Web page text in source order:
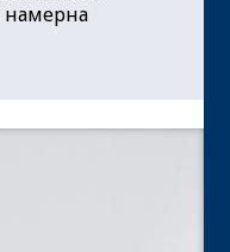
намерна